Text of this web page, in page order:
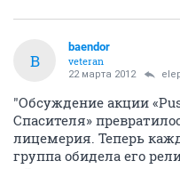
B
baendor
veteran
22 марта 2012
"Обсуждение акции
Спасителя»
лицемерия. Теперь
группа обидела его